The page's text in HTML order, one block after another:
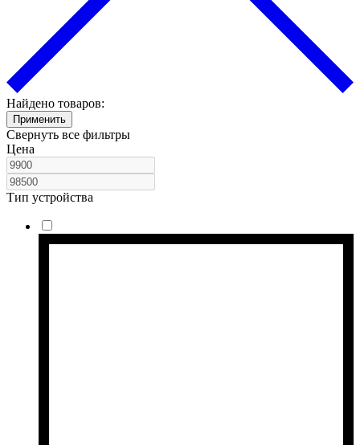
Найдено товаров:
Применить
Свернуть все фильтры
Цена
Тип устройства